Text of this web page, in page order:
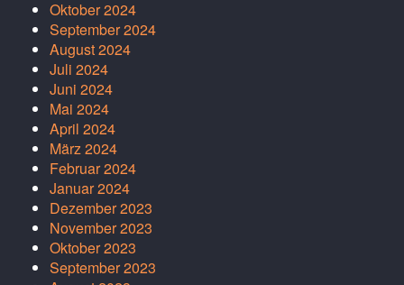
Oktober 2024
September 2024
August 2024
Juli 2024
Juni 2024
Mai 2024
April 2024
März 2024
Februar 2024
Januar 2024
Dezember 2023
November 2023
Oktober 2023
September 2023